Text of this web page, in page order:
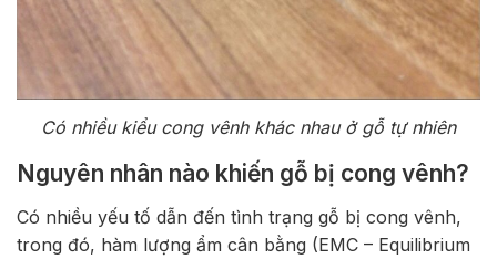
Có nhiều kiểu cong vênh khác nhau ở gỗ tự nhiên
Nguyên nhân nào khiến gỗ bị cong vênh?
Có nhiều yếu tố dẫn đến tình trạng gỗ bị cong vênh,
trong đó, hàm lượng ẩm cân bằng (EMC – Equilibrium